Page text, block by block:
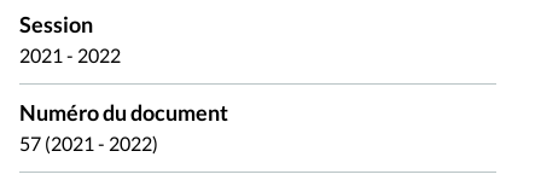
Session
2021 - 2022
Numéro du document
57 (2021 - 2022)